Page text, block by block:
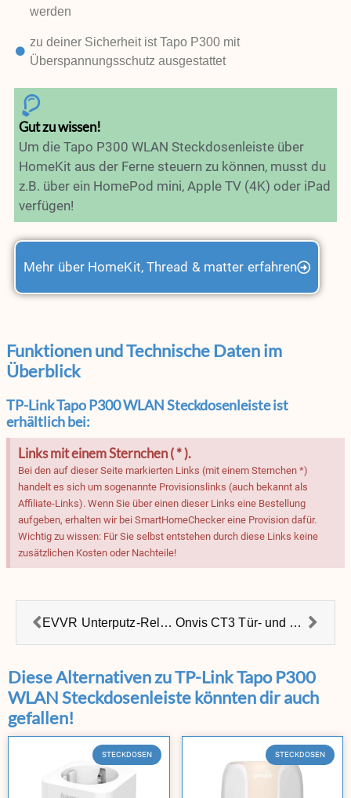
werden
zu deiner Sicherheit ist Tapo P300 mit
Überspannungsschutz ausgestattet
Gut zu wissen!
Um die Tapo P300 WLAN Steckdosenleiste über
HomeKit aus der Ferne steuern zu können, musst du
z.B. über ein HomePod mini, Apple TV (4K) oder iPad
verfügen!
Mehr über HomeKit, Thread & matter erfahren
Funktionen und Technische Daten im
Überblick
TP-Link Tapo P300 WLAN Steckdosenleiste ist
erhältlich bei:
Links mit einem Sternchen ( * ).
Bei den auf dieser Seite markierten Links (mit einem Sternchen *)
handelt es sich um sogenannte Provisionslinks (auch bekannt als
Affiliate-Links). Wenn Sie über einen dieser Links eine Bestellung
aufgeben, erhalten wir bei SmartHomeChecker eine Provision dafür.
Wichtig zu wissen: Für Sie selbst entstehen durch diese Links keine
zusätzlichen Kosten oder Nachteile!
EVVR Unterputz-Relais – HomeKit Onvis CT3 Tür- und Fenstersensor – HomeKit & Thread
Diese Alternativen zu TP-Link Tapo P300
WLAN Steckdosenleiste könnten dir auch
gefallen!
STECKDOSEN STECKDOSEN